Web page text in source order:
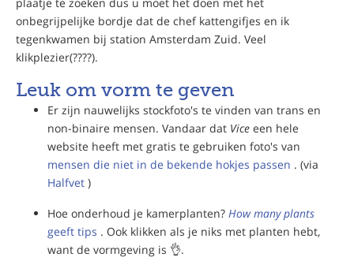
onbegrijpelijke bordje dat de chef kattengifjes en ik
tegenkwamen bij station Amsterdam Zuid. Veel
klikplezier(????).
Leuk om vorm te geven
Er zijn nauwelijks stockfoto's te vinden van trans en
non-binaire mensen. Vandaar dat Vice een hele
website heeft met gratis te gebruiken foto's van
mensen die niet in de bekende hokjes passen . (via
Halfvet )
Hoe onderhoud je kamerplanten? How many plants
geeft tips . Ook klikken als je niks met planten hebt,
want de vormgeving is 👌.